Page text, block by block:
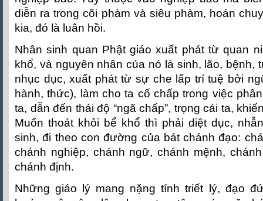
diễn ra trong cõi phàm và siêu phàm, hoán
kia, đó là luân hồi.
Nhân sinh quan Phật giáo xuất phát từ quan
khổ, và nguyên nhân của nó là sinh, lão, bệnh,
nhục dục, xuất phát từ sự che lấp trí tuệ bởi
hành, thức), làm cho ta cố chấp trong việc
ta, dẫn đến thái độ “ngã chấp”, trọng cái ta,
Muốn thoát khỏi bể khổ thì phải diệt dục,
sinh, đi theo con đường của bát chánh đạo:
chánh nghiệp, chánh ngữ, chánh mệnh,
chánh định.
Những giáo lý mang nặng tính triết lý, đạo